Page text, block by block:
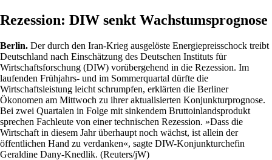
Rezession: DIW senkt Wachstumsprognose
Berlin. Der durch den Iran-Krieg ausgelöste Energiepreisschock treibt
Deutschland nach Einschätzung des Deutschen Instituts für
Wirtschaftsforschung (DIW) vorübergehend in die Rezession. Im
laufenden Frühjahrs- und im Sommerquartal dürfte die
Wirtschaftsleistung leicht schrumpfen, erklärten die Berliner
Ökonomen am Mittwoch zu ihrer aktualisierten Konjunkturprognose.
Bei zwei Quartalen in Folge mit sinkendem Bruttoinlandsprodukt
sprechen Fachleute von einer technischen Rezession. »Dass die
Wirtschaft in diesem ‌Jahr überhaupt noch wächst, ist allein der
öffentlichen Hand zu verdanken«, sagte DIW-Konjunkturchefin
Geraldine Dany-Knedlik. (Reuters/jW)